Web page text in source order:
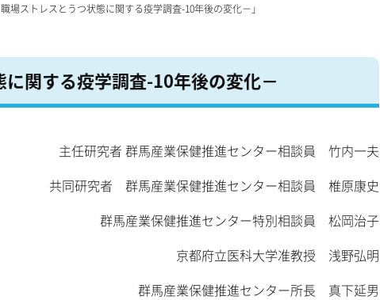
場ストレスとうつ状態に関する疫学調査-10年後の変化－」
関する疫学調査-10年後の変化－
主任研究者 群馬産業保健推進センター相談員 竹内一夫
共同研究者 群馬産業保健推進センター相談員 椎原康史
群馬産業保健推進センター特別相談員 松岡治子
京都府立医科大学准教授 浅野弘明
群馬産業保健推進センター所長 真下延男